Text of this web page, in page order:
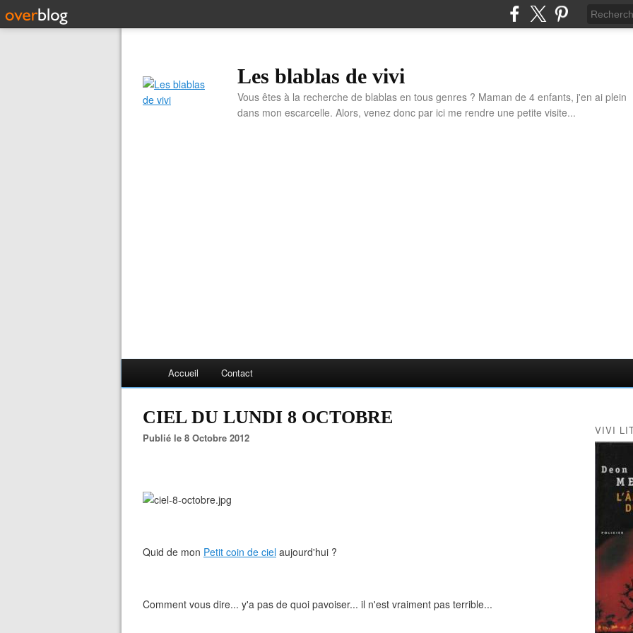
Les blablas de vivi
Vous êtes à la recherche de blablas en tous genres ? Maman de 4 enfants, j'en ai plein
dans mon escarcelle. Alors, venez donc par ici me rendre une petite visite...
Accueil Contact
CIEL DU LUNDI 8 OCTOBRE
Publié le 8 Octobre 2012
Quid de mon Petit coin de ciel aujourd'hui ?
Comment vous dire... y'a pas de quoi pavoiser... il n'est vraiment pas terrible...
VIVI